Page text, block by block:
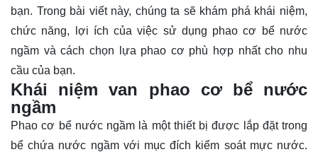
bạn. Trong bài viết này, chúng ta sẽ khám phá khái niệm,
chức năng, lợi ích của việc sử dụng phao cơ bể nước
ngầm và cách chọn lựa phao cơ phù hợp nhất cho nhu
cầu của bạn.
Khái niệm van phao cơ bể nước
ngầm
Phao cơ bể nước ngầm là một thiết bị được lắp đặt trong
bể chứa nước ngầm với mục đích kiểm soát mực nước.